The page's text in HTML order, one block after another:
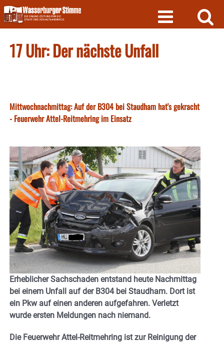
Skip
to
content
17 Uhr: Der nächste Unfall
Mittwochnachmittag: Auf der B304 bei Staudham hat's gekracht
- Feuerwehr Attel-Reitmehring im Einsatz
Erheblicher Sachschaden entstand heute Nachmittag
bei einem Unfall auf der B304 bei Staudham. Dort ist
ein Pkw auf einen anderen aufgefahren. Verletzt
wurde ersten Meldungen nach niemand.
Die Feuerwehr Attel-Reitmehring ist zur Reinigung der